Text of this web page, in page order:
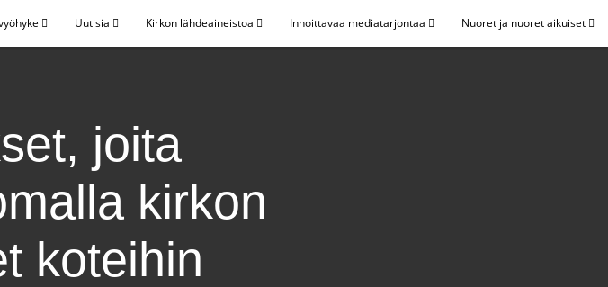
Uutisia Kirkon lähdeaineistoa Innoittavaa mediatarjontaa Nuoret ja nuoret aikuiset
joita
kirkon
koteihin